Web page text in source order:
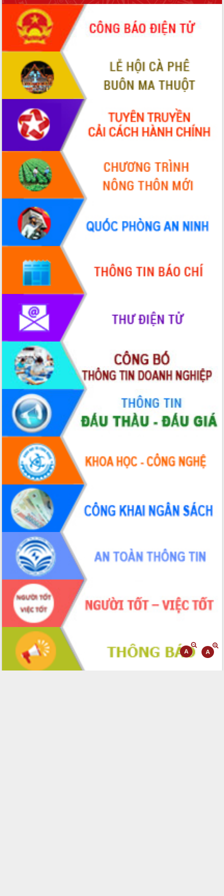
cấp xã
Đắk Lắk phát động hưởng ứng Ngày
Quyền của người tiêu dùng Việt Nam
2026
Đẩy mạnh cải cách hành chính, quyết
tâm đạt được mục tiêu tăng trưởng
hai con số trong năm 2026
Tổ chức trang trọng Lễ hội Đền thờ
Lương Văn Chánh năm 2026
Phó Bí thư Tỉnh ủy Đắk Lắk Đỗ Hữu
Huy giữ chức Bí thư Đảng ủy Ủy Ban
Nhân dân tỉnh
Bệnh án điện tử thúc đẩy chuyển đổi
Chuyển đổi số thư viện: Mở rộng
không gian tri thức trong thời đại số
Đánh giá, rút kinh nghiệm công tác tổ
chức diễn tập trước ngày bầu cử
Chương trình “Gặp gỡ hữu nghị –
Friendship Meeting New Year 2026”
Bầu cử Quốc hội và HĐND: Cử tri Đắk
Lắk gửi gắm niềm tin, kỳ vọng vào lá
phiếu
Đắk Lắk sẵn sàng các điều kiện cho
Ngày hội bầu cử đại biểu Quốc hội
khóa XVI và HĐND các cấp nhiệm kỳ
2026-2031
Đảm bảo cuộc bầu cử đại biểu Quốc
hội và đại biểu HĐND các cấp diễn ra
an toàn, hiệu quả, đúng quy định
Thủ tướng Chính phủ Phạm Minh Chính
kiểm tra, chỉ đạo hoàn thành các dự
án cao tốc và thăm khu tái định cư tại
Đắk Lắk
Sôi nổi Hội đua ngựa truyền thống Gò
Thì Thùng mừng Xuân Bính Ngọ 2026
Lãnh đạo tỉnh dâng hương tưởng niệm
tại Đập Đồng Cam đầu Xuân Bính Ngọ
Ngành nông nghiệp phấn đấu tăng
trưởng đạt 5,86% trong năm 2026
UBND tỉnh Đắk Lắk triển khai công tác
quốc phòng, quân sự địa phương năm
2026
Đắk Lắk tập trung toàn lực khắc phục
tồn tại IUU, sẵn sàng làm việc với
Đoàn thanh tra EC
Chủ tịch UBND tỉnh Tạ Anh Tuấn thăm,
chúc mừng các bệnh viện nhân Ngày
Thầy thuốc Việt Nam
Rộn ràng lễ hội truyền thống Sông
nước Đà Nông lần thứ I năm 2026
Kỳ họp Chuyên đề lần thứ Năm, HĐND
tỉnh Đắk Lắk thông qua các nghị quyết
quan trọng
Thống nhất danh sách giới thiệu ứng
cử đại biểu Quốc hội khoá XVI và đại
biểu HĐND tỉnh Đắk Lắk, nhiệm kỳ
2026-2031
Phát động hai phong trào thi đua quan
trọng trong kỷ nguyên mới
Hội nghị lần thứ tư Ban Chỉ đạo công
tác bầu cử tỉnh Đắk Lắk